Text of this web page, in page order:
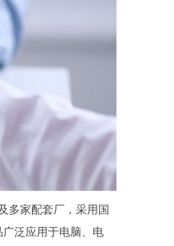
多家配套厂，采用国
泛应用于电脑、电